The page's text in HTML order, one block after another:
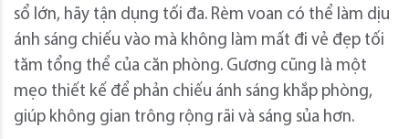
sổ lớn, hãy tận dụng tối đa. Rèm voan có thể làm dịu
ánh sáng chiếu vào mà không làm mất đi vẻ đẹp tối
tăm tổng thể của căn phòng. Gương cũng là một
mẹo thiết kế để phản chiếu ánh sáng khắp phòng,
giúp không gian trông rộng rãi và sáng sủa hơn.